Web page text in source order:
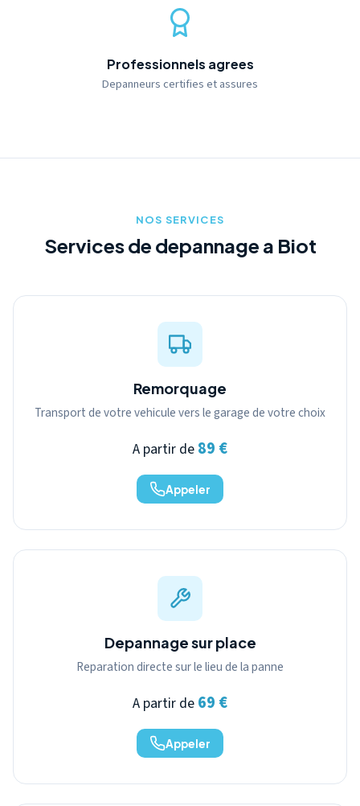
Professionnels agrees
Depanneurs certifies et assures
NOS SERVICES
Services de depannage a Biot
Remorquage
Transport de votre vehicule vers le garage de votre choix
A partir de 89 €
Appeler
Depannage sur place
Reparation directe sur le lieu de la panne
A partir de 69 €
Appeler